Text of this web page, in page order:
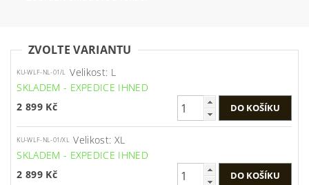
ZVOLTE VARIANTU
KU-WLF-NL-01/L Velikost: L
SKLADEM - EXPEDICE IHNED
2 899 Kč
KU-WLF-NL-01/XL Velikost: XL
SKLADEM - EXPEDICE IHNED
2 899 Kč